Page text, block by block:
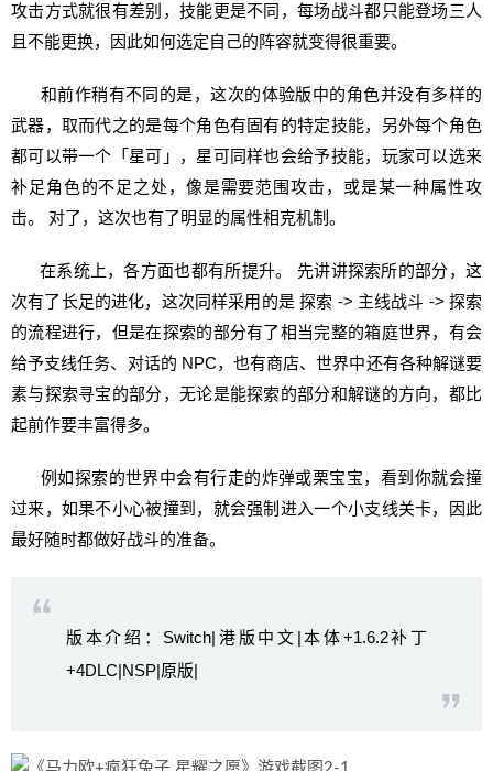
攻击方式就很有差别，技能更是不同，每场战斗都只能登场三人
且不能更换，因此如何选定自己的阵容就变得很重要。
和前作稍有不同的是，这次的体验版中的角色并没有多样的
武器，取而代之的是每个角色有固有的特定技能，另外每个角色
都可以带一个「星可」，星可同样也会给予技能，玩家可以选来
补足角色的不足之处，像是需要范围攻击，或是某一种属性攻
击。 对了，这次也有了明显的属性相克机制。
在系统上，各方面也都有所提升。 先讲讲探索所的部分，这
次有了长足的进化，这次同样采用的是 探索 -> 主线战斗 -> 探索
的流程进行，但是在探索的部分有了相当完整的箱庭世界，有会
给予支线任务、对话的 NPC，也有商店、世界中还有各种解谜要
素与探索寻宝的部分，无论是能探索的部分和解谜的方向，都比
起前作要丰富得多。
例如探索的世界中会有行走的炸弹或栗宝宝，看到你就会撞
过来，如果不小心被撞到，就会强制进入一个小支线关卡，因此
最好随时都做好战斗的准备。
版本介绍：Switch|港版中文|本体+1.6.2补丁
+4DLC|NSP|原版|